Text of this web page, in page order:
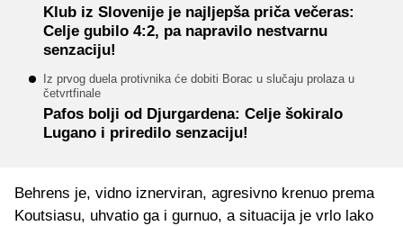
Klub iz Slovenije je najljepša priča večeras:
Celje gubilo 4:2, pa napravilo nestvarnu
senzaciju!
Iz prvog duela protivnika će dobiti Borac u slučaju prolaza u
četvrtfinale
Pafos bolji od Djurgardena: Celje šokiralo
Lugano i priredilo senzaciju!
Behrens je, vidno iznerviran, agresivno krenuo prema
Koutsiasu, uhvatio ga i gurnuo, a situacija je vrlo lako